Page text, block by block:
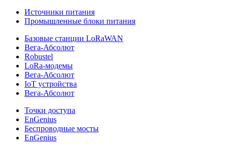
Источники питания
Промышленные блоки питания
Базовые станции LoRaWAN
Вега-Абсолют
Robustel
LoRa-модемы
Вега-Абсолют
IoT устройства
Вега-Абсолют
Точки доступа
EnGenius
Беспроводные мосты
EnGenius